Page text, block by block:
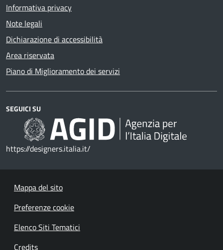
Informativa privacy
Note legali
Dichiarazione di accessibilità
Area riservata
Piano di Miglioramento dei servizi
SEGUICI SU
https://designers.italia.it/
Mappa del sito
Preferenze cookie
Elenco Siti Tematici
Credits